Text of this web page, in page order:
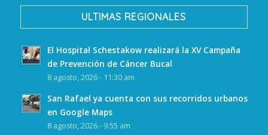
ULTIMAS REGIONALES
El Hospital Schestakow realizará la XV Campaña
de Prevención de Cáncer Bucal
8 agosto, 2026 - 11:30 am
San Rafael ya cuenta con sus recorridos urbanos
en Google Maps
8 agosto, 2026 - 9:55 am